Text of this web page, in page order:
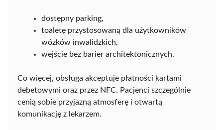
dostępny parking,
toaletę przystosowaną dla użytkowników
wózków inwalidzkich,
wejście bez barier architektonicznych.
Co więcej, obsługa akceptuje płatności kartami
debetowymi oraz przez NFC. Pacjenci szczególnie
cenią sobie przyjazną atmosferę i otwartą
komunikację z lekarzem.